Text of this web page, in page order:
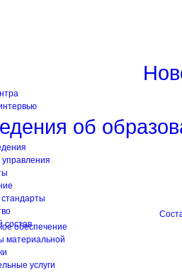
об
состав
обеспечение
материальной
услуги